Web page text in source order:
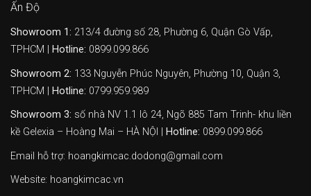
Ấn Độ
Showroom 1: 213/4 đường số 28, Phường 6, Quận Gò Vấp,
TPHCM |
Hotline: 0899.099.866
Showroom 2: 133 Nguyễn Phúc Nguyên, Phường 10, Quận 3,
TPHCM |
Hotline: 0799.959.989
Showroom 3: số nhà NV 1.1 lô 24, Ngõ 885 Tam Trinh- khu liền
kề Gelexia – Hoàng Mai – HÀ NỘI |
Hotline: 0899.099.866
Email hỗ trợ: hoangkimcac.dodong@gmail.com
Website: hoangkimcac.vn